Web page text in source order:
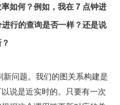
如何？例如，我在 7 点钟进
行的查询是否一样？还是说
问题。我们的图关系构建是
说是近实时的。只要有一次